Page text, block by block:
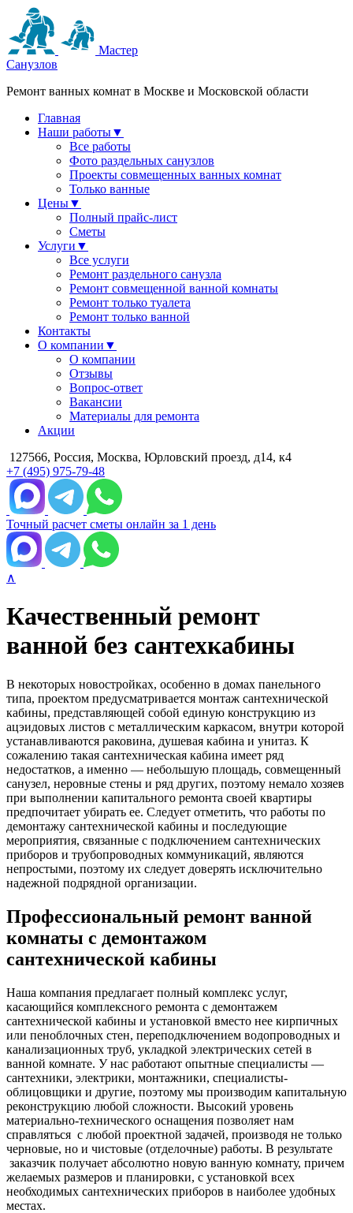
Мастер
Санузлов
Ремонт ванных комнат в Москве и Московской области
Главная
Наши работы▼
Все работы
Фото раздельных санузлов
Проекты совмещенных ванных комнат
Только ванные
Цены▼
Полный прайс-лист
Сметы
Услуги ▼
Все услуги
Ремонт раздельного санузла
Ремонт совмещенной ванной комнаты
Ремонт только туалета
Ремонт только ванной
Контакты
О компании ▼
О компании
Отзывы
Вопрос-ответ
Вакансии
Материалы для ремонта
Акции
127566, Россия, Москва, Юрловский проезд, д14, к4
+7 (495) 975-79-48
Точный расчет сметы онлайн за 1 день
∧
Качественный ремонт
ванной без сантехкабины
В некоторых новостройках, особенно в домах панельного
типа, проектом предусматривается монтаж сантехнической
кабины, представляющей собой единую конструкцию из
ацэидовых листов с металлическим каркасом, внутри которой
устанавливаются раковина, душевая кабина и унитаз. К
сожалению такая сантехническая кабина имеет ряд
недостатков, а именно — небольшую площадь, совмещенный
санузел, неровные стены и ряд других, поэтому немало хозяев
при выполнении капитального ремонта своей квартиры
предпочитает убирать ее. Следует отметить, что работы по
демонтажу сантехнической кабины и последующие
мероприятия, связанные с подключением сантехнических
приборов и трубопроводных коммуникаций, являются
непростыми, поэтому их следует доверять исключительно
надежной подрядной организации.
Профессиональный ремонт ванной
комнаты с демонтажом
сантехнической кабины
Наша компания предлагает полный комплекс услуг,
касающийся комплексного ремонта с демонтажем
сантехнической кабины и установкой вместо нее кирпичных
или пеноблочных стен, переподключением водопроводных и
канализационных труб, укладкой электрических сетей в
ванной комнате. У нас работают опытные специалисты —
сантехники, электрики, монтажники, специалисты-
облицовщики и другие, поэтому мы производим капитальную
реконструкцию любой сложности. Высокий уровень
материально-технического оснащения позволяет нам
справляться с любой проектной задачей, производя не только
черновые, но и чистовые (отделочные) работы. В результате
заказчик получает абсолютно новую ванную комнату, причем
желаемых размеров и планировки, с установкой всех
необходимых сантехнических приборов в наиболее удобных
местах.